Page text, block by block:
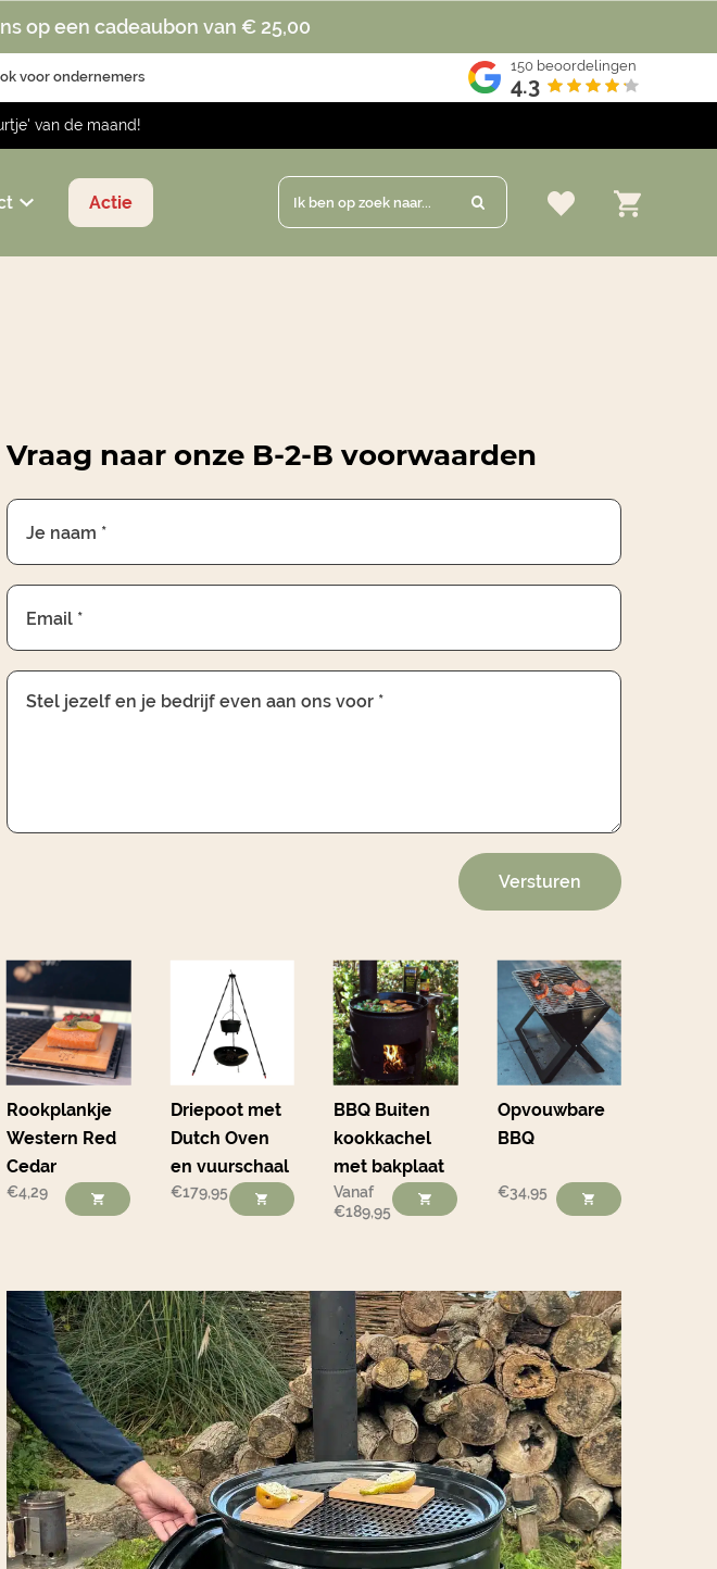
op een cadeaubon van € 25,00
voor ondernemers
150beoordelingen
4.3
van de maand!
Actie Ik ben op zoek naar...
Vraag naar onze B-2-B voorwaarden
Je naam *
Email *
Stel jezelf en je bedrijf even aan ons voor *
Versturen
Rookplankje
Western Red
Cedar
€4,29
Driepoot met
Dutch Oven
en vuurschaal
€179,95
BBQ Buiten
kookkachel
met bakplaat
Vanaf
€189,95
Opvouwbare
BBQ
€34,95